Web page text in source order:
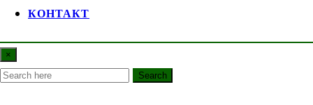
КОНТАКТ
×
Search